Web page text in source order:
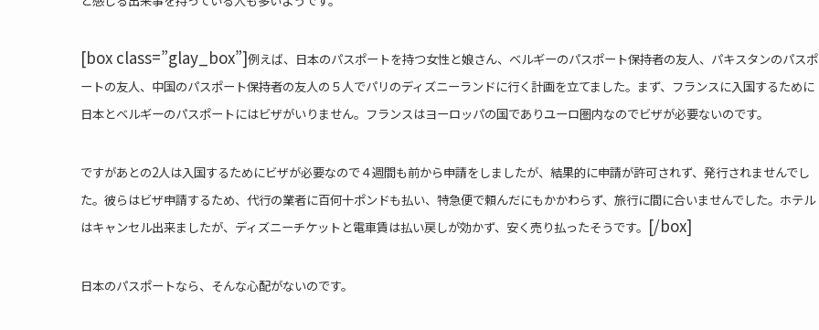
[box class=”glay_box”]例えば、日本のパスポートを持つ女性と娘さん、ベルギーのパスポート保持者の友人、パキスタンのパスポ
ートの友人、中国のパスポート保持者の友人の５人でパリのディズニーランドに行く計画を立てました。まず、フランスに入国するために
日本とベルギーのパスポートにはビザがいりません。フランスはヨーロッパの国でありユーロ圏内なのでビザが必要ないのです。
ですがあとの2人は入国するためにビザが必要なので４週間も前から申請をしましたが、結果的に申請が許可されず、発行されませんでし
た。彼らはビザ申請するため、代行の業者に百何十ポンドも払い、特急便で頼んだにもかかわらず、旅行に間に合いませんでした。 ホテル
はキャンセル出来ましたが、ディズニーチケットと電車賃は払い戻しが効かず、安く売り払ったそうです。 [/box]
日本のパスポートなら、そんな心配がないのです。